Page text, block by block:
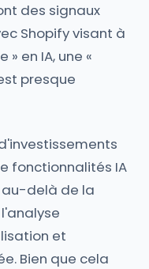
des signaux
Shopify visant à
en IA, une «
presque
fonctionnalités IA
delà de la
et
Bien que cela